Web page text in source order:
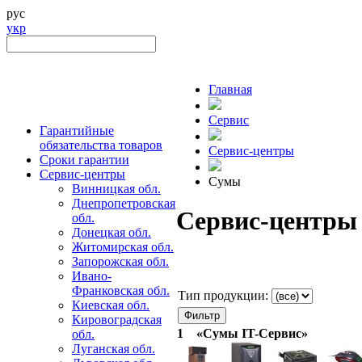
рус
укр
Гарантийные
обязательства товаров
Сроки гарантии
Сервис-центры
Винницкая обл.
Днепропетровская
обл.
Донецкая обл.
Житомирская обл.
Запорожская обл.
Ивано-
Франковская обл.
Киевская обл.
Кировоградская
обл.
Луганская обл.
Главная
Сервис
Сервис-центры
Сумы
Сервис-центры
Тип продукции:
1 «Сумы IT-Сервис»